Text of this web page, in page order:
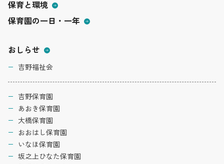
保育と環境
保育園の一日・一年
おしらせ
吉野福祉会
吉野保育園
あおき保育園
大橋保育園
おおはし保育園
いなほ保育園
坂之上ひなた保育園